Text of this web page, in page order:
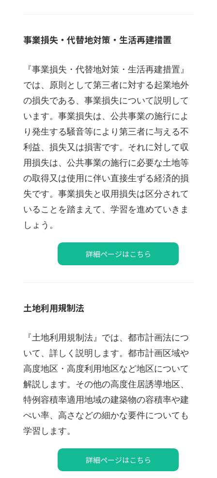
事業損失・代替地対策・生活再建措置
『事業損失・代替地対策・生活再建措置』
では、原則として第三者に対する起業地外
の損失である、事業損失について説明して
います。事業損失は、公共事業の施行によ
り発生する騒音等により第三者に与える不
利益、損失又は損害です。それに対して収
用損失は、公共事業の施行に必要な土地等
の取得又は使用に伴い直接生ずる経済的損
失です。 事業損失と収用損失は区分されて
いることを踏まえて、学習を進めていきま
しょう。
詳細ページはこちら
土地利用規制法
『土地利用規制法』では、都市計画法につ
いて、詳しく説明します。都市計画区域や
高度地区・高度利用地区など地区について
解説します。その他の高度住居誘導地区、
特例容積率適用地域の建築物の容積率や建
ぺい率、高さなどの細かな要件についても
学習します。
詳細ページはこちら